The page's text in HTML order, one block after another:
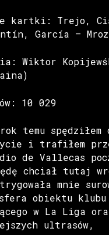
kartki: Trejo,
García –
Wiktor
10 029
temu spędziłem
i trafiłem
de Vallecas
chciał tutaj
mnie
obiektu klubu
w La Liga
ultrasów,